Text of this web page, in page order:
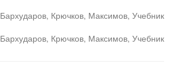
Бархударов, Крючков, Максимов, Учебник
Бархударов, Крючков, Максимов, Учебник